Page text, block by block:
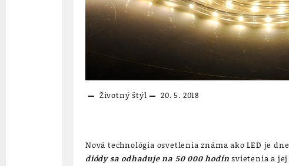
Životný štýl 20. 5. 2018
Nová technológia osvetlenia známa ako LED je
diódy sa odhaduje na 50 000 hodínsvietenia a